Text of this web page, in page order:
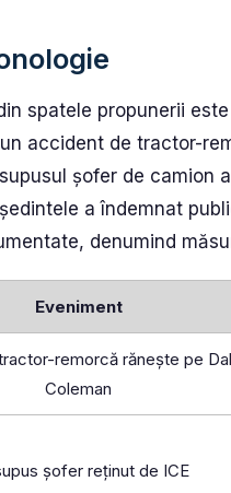
spatele propunerii
accident de tractor-
șofer de camion
a îndemnat
denumind
Eveniment
remorcă rănește pe
Coleman
șofer reținut de ICE